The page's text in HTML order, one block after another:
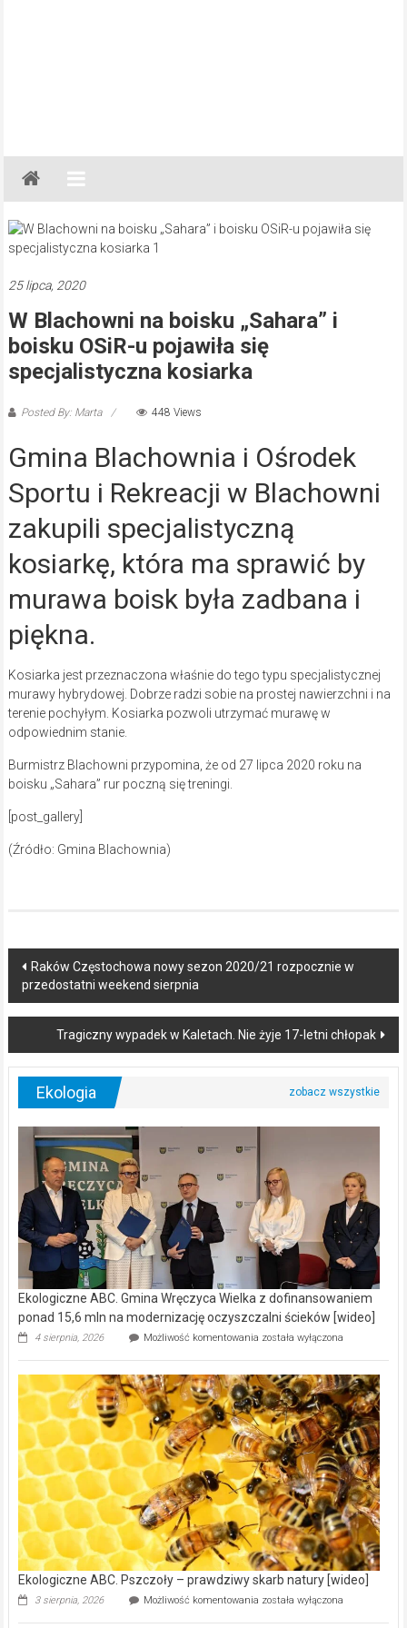
Gazeta
Regionalna
Częstochowa,
Kłobuck,
Myszków
25 lipca, 2020
W Blachowni na boisku „Sahara” i
boisku OSiR-u pojawiła się
specjalistyczna kosiarka
Posted By: Marta 448 Views
Gmina Blachownia i Ośrodek
Sportu i Rekreacji w Blachowni
zakupili specjalistyczną
kosiarkę, która ma sprawić by
murawa boisk była zadbana i
piękna.
Kosiarka jest przeznaczona właśnie do tego typu specjalistycznej
murawy hybrydowej. Dobrze radzi sobie na prostej nawierzchni i na
terenie pochyłym. Kosiarka pozwoli utrzymać murawę w
odpowiednim stanie.
Burmistrz Blachowni przypomina, że od 27 lipca 2020 roku na
boisku „Sahara” rur poczną się treningi.
[post_gallery]
(Źródło: Gmina Blachownia)
Post
navigation
Raków Częstochowa nowy sezon 2020/21 rozpocznie w
przedostatni weekend sierpnia
Tragiczny wypadek w Kaletach. Nie żyje 17-letni chłopak
Ekologia
Ekologiczne ABC. Gmina Wręczyca Wielka z dofinansowaniem
ponad 15,6 mln na modernizację oczyszczalni ścieków [wideo]
4 sierpnia, 2026 Możliwość komentowania Ekologiczne
Wręczyca
Wielka
z
dofinansowaniem
ponad
15,6
mln
na
modernizację
oczyszczalni
ścieków
[wideo]
została wyłączona
Ekologiczne ABC. Pszczoły – prawdziwy skarb natury [wideo]
3 sierpnia, 2026 Możliwość komentowania Ekologiczne
została wyłączona